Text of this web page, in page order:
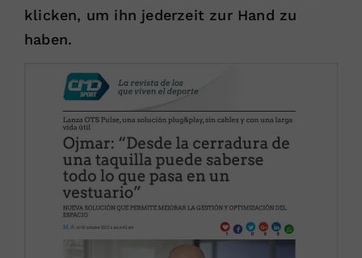
klicken, um ihn jederzeit zur Hand zu
haben.